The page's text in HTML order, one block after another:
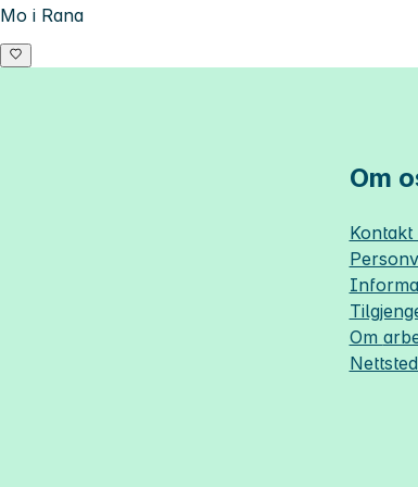
Mo i Rana
Om
Kontakt
Om